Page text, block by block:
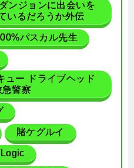
ンジョンに出会いを
いるだろうか外伝
パスカル先生
ュー ドライブヘッド
警察
賭ケグルイ